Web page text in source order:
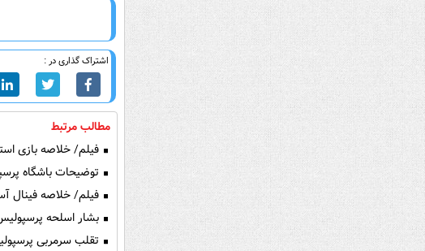
اشتراک گذاری در :
مطالب مرتبط
فیلم/ خلاصه بازی استقلال ۲ -
توضیحات باشگاه
فیلم/ خلاصه فینال
بشار اسلحه
تقلب سرمربی